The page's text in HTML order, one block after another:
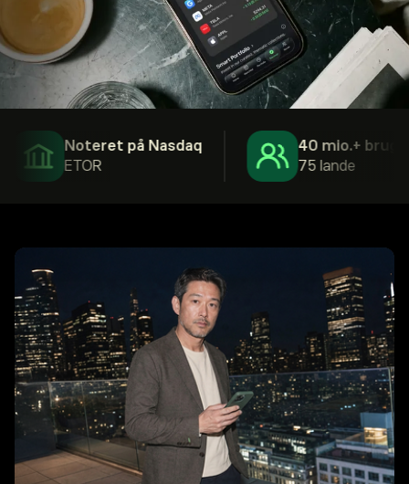
Noteret på Nasdaq
ETOR
40 mio.+ brugere
75 lande